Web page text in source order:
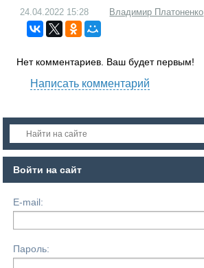
24.04.2022 15:28 Владимир Платоненко
Нет комментариев. Ваш будет первым!
Написать комментарий
Войти на сайт
E-mail:
Пароль: